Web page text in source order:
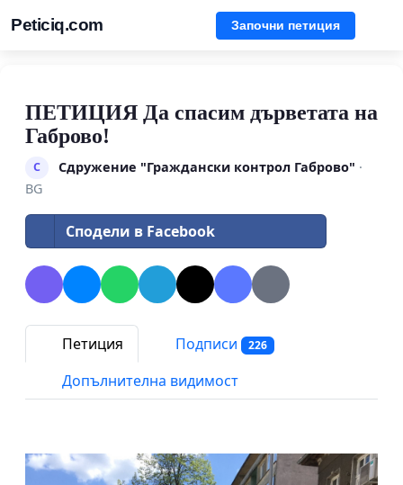
Peticiq.com Започни петиция
ПЕТИЦИЯ Да спасим дърветата на
Габрово!
С Сдружениe "Граждански контрол Габрово" ·
BG
Сподели в Facebook
Петиция Подписи 226
Допълнителна видимост